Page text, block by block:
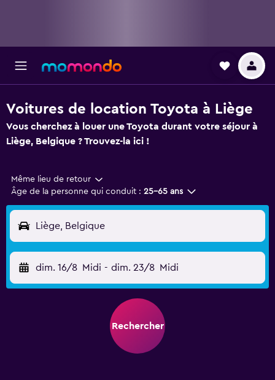
Voitures de location Toyota à Liège
Vous cherchez à louer une Toyota durant votre séjour à
Liège, Belgique ? Trouvez-la ici !
Même lieu de retour
Âge de la personne qui conduit : 25-65 ans
Liège, Belgique
dim. 16/8 Midi - dim. 23/8 Midi
Rechercher